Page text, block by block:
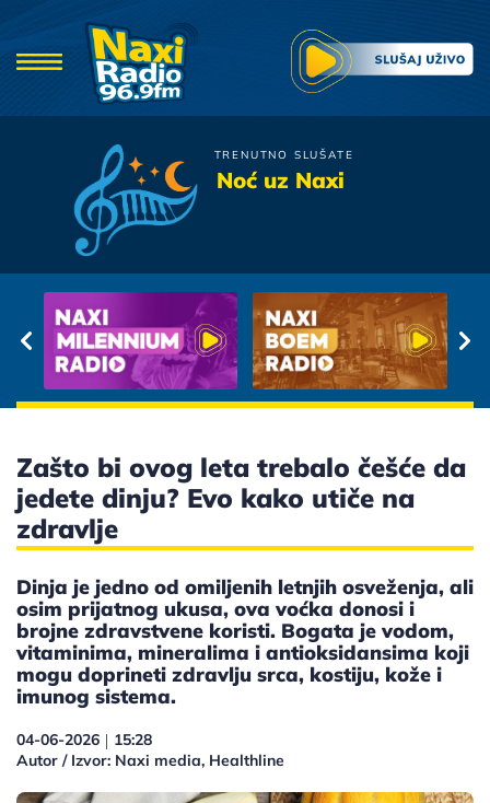
TRENUTNO SLUŠATE
Noć uz Naxi
Zašto bi ovog leta trebalo češće da
jedete dinju? Evo kako utiče na
zdravlje
Dinja je jedno od omiljenih letnjih osveženja, ali
osim prijatnog ukusa, ova voćka donosi i
brojne zdravstvene koristi. Bogata je vodom,
vitaminima, mineralima i antioksidansima koji
mogu doprineti zdravlju srca, kostiju, kože i
imunog sistema.
04-06-2026 | 15:28
Autor / Izvor: Naxi media, Healthline